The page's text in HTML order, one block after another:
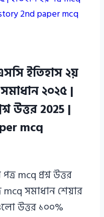
2nd paper mcq
ইতিহাস ২য়
২০২৫ |
উত্তর 2025 |
mcq
mcq প্রশ্ন উত্তর
mcq সমাধান শেয়ার
উত্তর ১০০%